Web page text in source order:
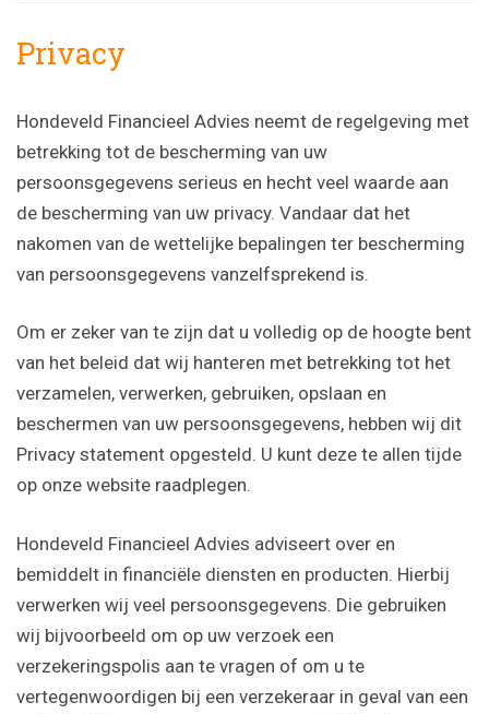
Privacy
Hondeveld Financieel Advies neemt de regelgeving met
betrekking tot de bescherming van uw
persoonsgegevens serieus en hecht veel waarde aan
de bescherming van uw privacy. Vandaar dat het
nakomen van de wettelijke bepalingen ter bescherming
van persoonsgegevens vanzelfsprekend is.
Om er zeker van te zijn dat u volledig op de hoogte bent
van het beleid dat wij hanteren met betrekking tot het
verzamelen, verwerken, gebruiken, opslaan en
beschermen van uw persoonsgegevens, hebben wij dit
Privacy statement opgesteld. U kunt deze te allen tijde
op onze website raadplegen.
Hondeveld Financieel Advies adviseert over en
bemiddelt in financiële diensten en producten. Hierbij
verwerken wij veel persoonsgegevens. Die gebruiken
wij bijvoorbeeld om op uw verzoek een
verzekeringspolis aan te vragen of om u te
vertegenwoordigen bij een verzekeraar in geval van een